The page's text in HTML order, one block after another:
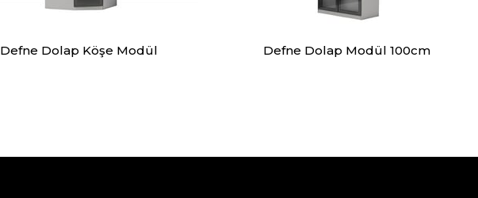
Defne Dolap Köşe Modül Defne Dolap Modül 100cm